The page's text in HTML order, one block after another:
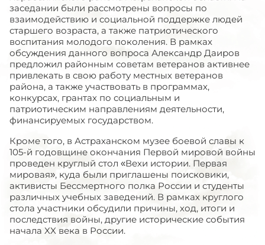
заседании были рассмотрены вопросы по
взаимодействию и социальной поддержке людей
старшего возраста, а также патриотического
воспитания молодого поколения. В рамках
обсуждения данного вопроса Александр Даиров
предложил районным советам ветеранов активнее
привлекать в свою работу местных ветеранов
района, а также участвовать в программах,
конкурсах, грантах по социальным и
патриотическим направлениям деятельности,
финансируемых государством.
Кроме того, в Астраханском музее боевой славы к
105-й годовщине окончания Первой мировой войны
проведен круглый стол «Вехи истории. Первая
мировая», куда были приглашены поисковики,
активисты Бессмертного полка России и студенты
различных учебных заведений. В рамках круглого
стола участники обсудили причины, ход, итоги и
последствия войны, другие исторические события
начала XX века в России.